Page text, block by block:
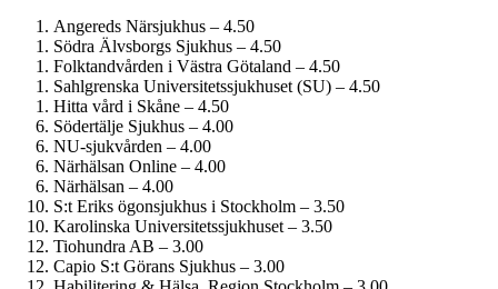
Angereds Närsjukhus – 4.50
Södra Älvsborgs Sjukhus – 4.50
Folktandvården i Västra Götaland – 4.50
Sahlgrenska Universitets­sjukhuset (SU) – 4.50
Hitta vård i Skåne – 4.50
Södertälje Sjukhus – 4.00
NU-sjukvården – 4.00
Närhälsan Online – 4.00
Närhälsan – 4.00
S:t Eriks ögonsjukhus i Stockholm – 3.50
Karolinska Universitets­sjukhuset – 3.50
Tiohundra AB – 3.00
Capio S:t Görans Sjukhus – 3.00